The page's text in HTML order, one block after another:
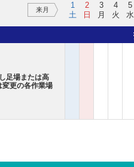
来月
1
土
2
日
3
月
4
火
5
水
足場または高
変更の各作業場